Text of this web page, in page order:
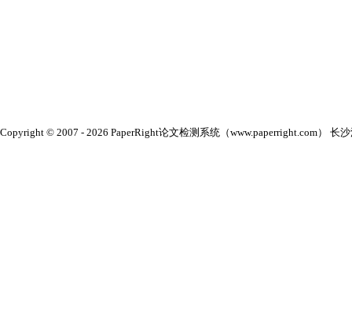
Copyright © 2007 - 2026 PaperRight论文检测系统（www.paperright.com） 长